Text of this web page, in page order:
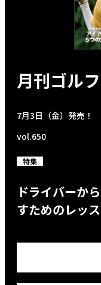
月刊ゴル
7月3日（金）発売！
vol.650
特集
ドライバーか
すためのレッ